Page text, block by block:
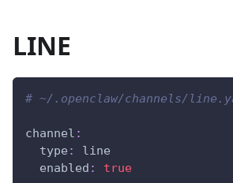
LINE
# ~/.openclaw/channels/
channel :
type :
line
enabled : true